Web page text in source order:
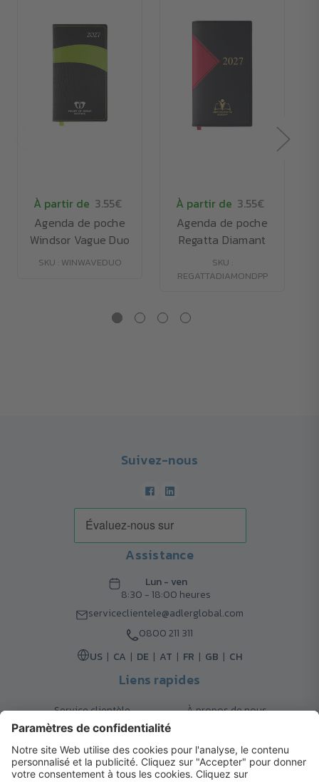
À partir de 3.55€
Agenda de poche
Windsor Vague Duo
SKU : WINWAVEDUO
À partir de 3.55€
Agenda de poche
Regatta Diamant
SKU :
REGATTADIAMONDPP
Suivez-nous
Assistance
Lun - ven
8:30 - 18:00 heures
serviceclientele@adlerglobal.com
0800 211 311
US
CA DE AT FR GB CH
Liens rapides
Service clientèle
À propos de nous
Retours
Contact
FAQ
Garanties
Mode de paiement